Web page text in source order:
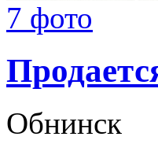
7 фото
Обнинск